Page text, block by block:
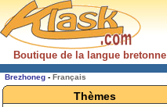
Boutique de la langue bretonne
Brezhoneg - Français
Thèmes